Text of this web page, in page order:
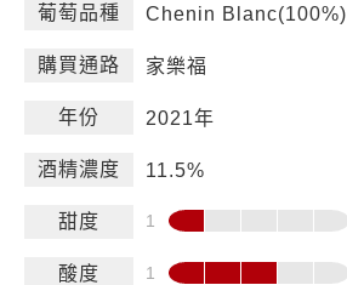
葡萄品種 Chenin Blanc(100%)
購買通路 家樂福
年份 2021年
酒精濃度 11.5%
甜度
酸度